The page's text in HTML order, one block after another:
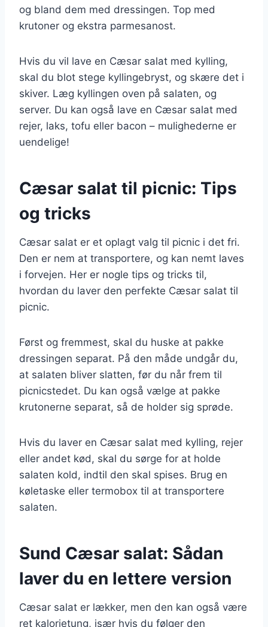
og bland dem med dressingen. Top med
krutoner og ekstra parmesanost.
Hvis du vil lave en Cæsar salat med kylling,
skal du blot stege kyllingebryst, og skære det i
skiver. Læg kyllingen oven på salaten, og
server. Du kan også lave en Cæsar salat med
rejer, laks, tofu eller bacon – mulighederne er
uendelige!
Cæsar salat til picnic: Tips
og tricks
Cæsar salat er et oplagt valg til picnic i det fri.
Den er nem at transportere, og kan nemt laves
i forvejen. Her er nogle tips og tricks til,
hvordan du laver den perfekte Cæsar salat til
picnic.
Først og fremmest, skal du huske at pakke
dressingen separat. På den måde undgår du,
at salaten bliver slatten, før du når frem til
picnicstedet. Du kan også vælge at pakke
krutonerne separat, så de holder sig sprøde.
Hvis du laver en Cæsar salat med kylling, rejer
eller andet kød, skal du sørge for at holde
salaten kold, indtil den skal spises. Brug en
køletaske eller termobox til at transportere
salaten.
Sund Cæsar salat: Sådan
laver du en lettere version
Cæsar salat er lækker, men den kan også være
ret kalorietung, især hvis du følger den